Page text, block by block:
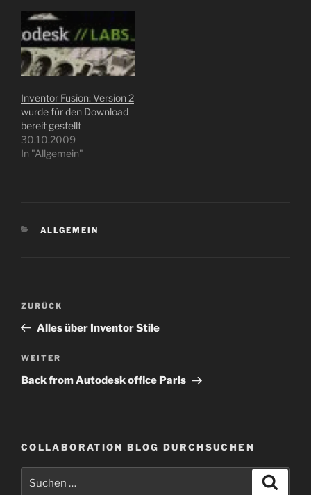
Inventor Fusion: Version 2
wurde für den Download
bereit gestellt
30.10.2009
In "Allgemein"
KATEGORIEN
ALLGEMEIN
Beitragsnavigation
Vorheriger
Beitrag
ZURÜCK
Alles über Inventor Stile
Nächster
Beitrag
WEITER
Back from Autodesk office Paris
COLLABORATION BLOG DURCHSUCHEN